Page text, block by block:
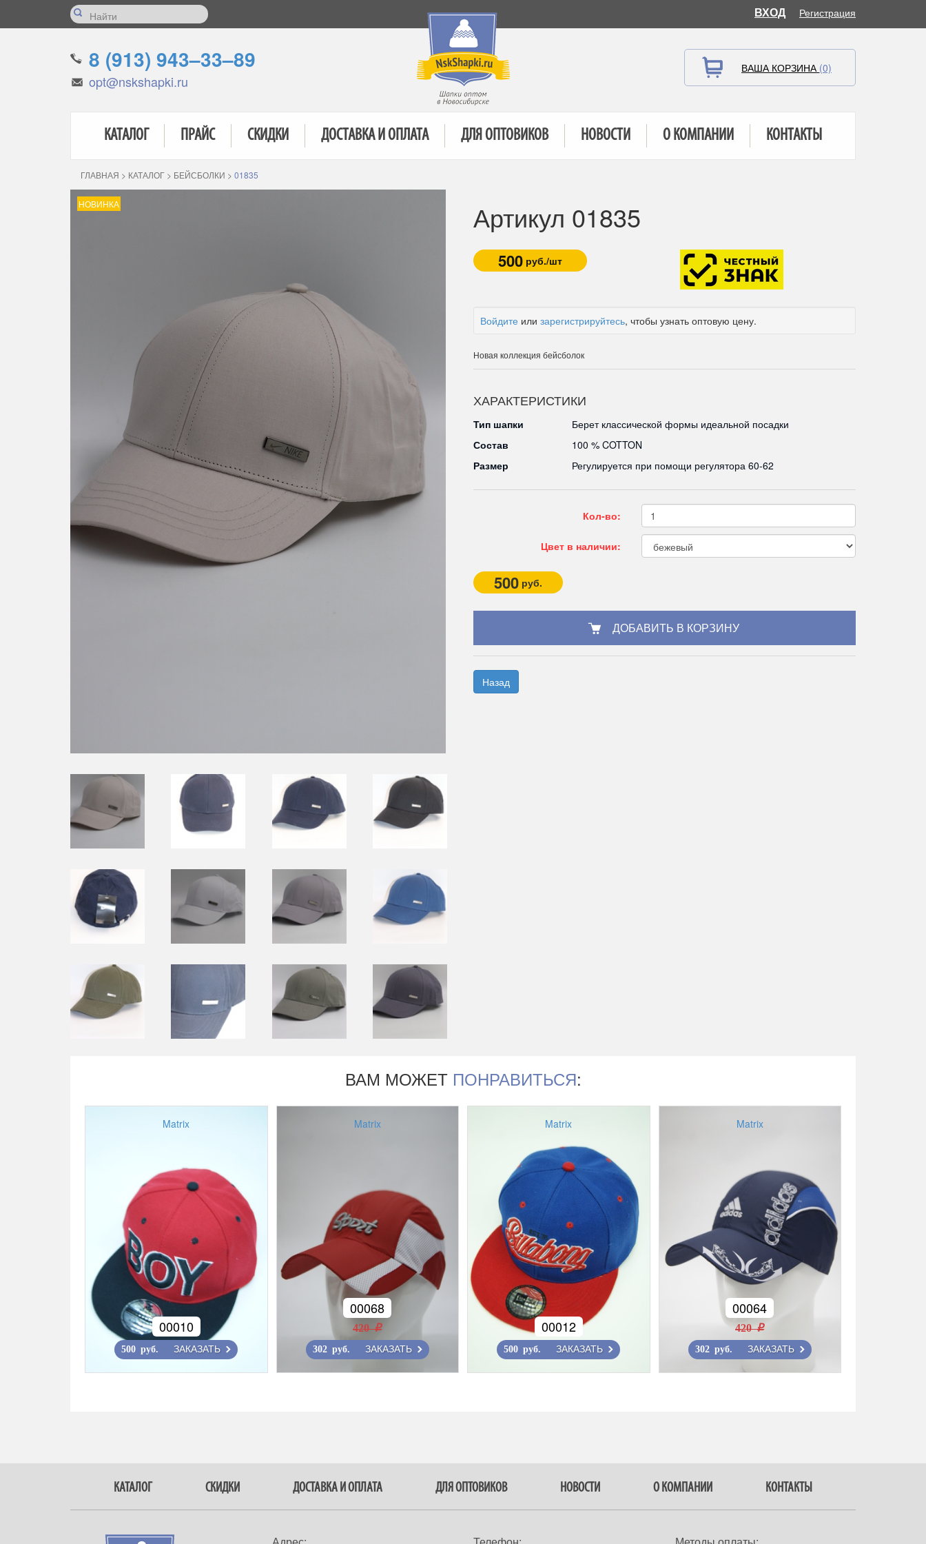
ВХОД Регистрация
8 (913) 943–33–89
opt@nskshapki.ru
ВАША КОРЗИНА (0)
КАТАЛОГ ПРАЙС СКИДКИ ДОСТАВКА И ОПЛАТА ДЛЯ ОПТОВИКОВ НОВОСТИ О КОМПАНИИ КОНТАКТЫ
ГЛАВНАЯ > КАТАЛОГ > БЕЙСБОЛКИ > 01835
НОВИНКА Артикул 01835
500 руб./шт
Войдите или зарегистрируйтесь, чтобы узнать оптовую цену.
Новая коллекция бейсболок
ХАРАКТЕРИСТИКИ
Тип шапки
Берет классической формы идеальной посадки
Состав
100 % COTTON
Размер
Регулируется при помощи регулятора 60-62
Кол-во:
Цвет в наличии:
500 руб.
Назад
ВАМ МОЖЕТ ПОНРАВИТЬСЯ:
Matrix
00010
500 руб. ЗАКАЗАТЬ
Matrix
00068
420 r
302 руб. ЗАКАЗАТЬ
Matrix
00012
500 руб. ЗАКАЗАТЬ
Matrix
00064
420 r
302 руб. ЗАКАЗАТЬ
КАТАЛОГ СКИДКИ ДОСТАВКА И ОПЛАТА ДЛЯ ОПТОВИКОВ НОВОСТИ О КОМПАНИИ КОНТАКТЫ